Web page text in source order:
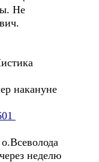
Не
накануне
неделю